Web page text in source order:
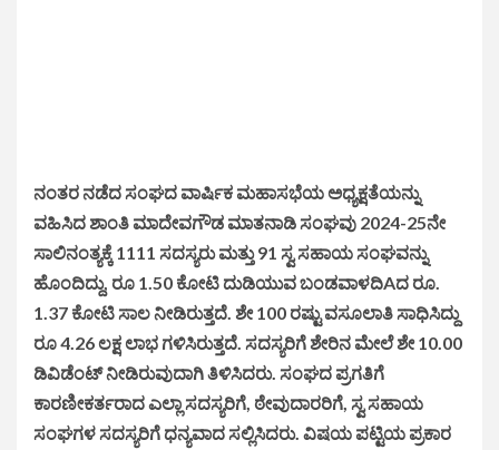
ನಂತರ ನಡೆದ ಸಂಘದ ವಾರ್ಷಿಕ ಮಹಾಸಭೆಯ ಅಧ್ಯಕ್ಷತೆಯನ್ನು
ವಹಿಸಿದ ಶಾಂತಿ ಮಾದೇವಗೌಡ ಮಾತನಾಡಿ ಸಂಘವು 2024-25ನೇ
ಸಾಲಿನಂತ್ಯಕ್ಕೆ 1111 ಸದಸ್ಯರು ಮತ್ತು 91 ಸ್ವ ಸಹಾಯ ಸಂಘವನ್ನು
ಹೊಂದಿದ್ದು, ರೂ 1.50 ಕೋಟಿ ದುಡಿಯುವ ಬಂಡವಾಳದಿAದ ರೂ.
1.37 ಕೋಟಿ ಸಾಲ ನೀಡಿರುತ್ತದೆ. ಶೇ 100 ರಷ್ಟು ವಸೂಲಾತಿ ಸಾಧಿಸಿದ್ದು
ರೂ 4.26 ಲಕ್ಷ ಲಾಭ ಗಳಿಸಿರುತ್ತದೆ. ಸದಸ್ಯರಿಗೆ ಶೇರಿನ ಮೇಲೆ ಶೇ 10.00
ಡಿವಿಡೆಂಟ್ ನೀಡಿರುವುದಾಗಿ ತಿಳಿಸಿದರು. ಸಂಘದ ಪ್ರಗತಿಗೆ
ಕಾರಣೀಕರ್ತರಾದ ಎಲ್ಲಾ ಸದಸ್ಯರಿಗೆ, ಠೇವುದಾರರಿಗೆ, ಸ್ವ ಸಹಾಯ
ಸಂಘಗಳ ಸದಸ್ಯರಿಗೆ ಧನ್ಯವಾದ ಸಲ್ಲಿಸಿದರು. ವಿಷಯ ಪಟ್ಟಿಯ ಪ್ರಕಾರ